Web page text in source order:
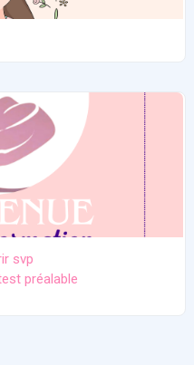
svp
svp
préalable